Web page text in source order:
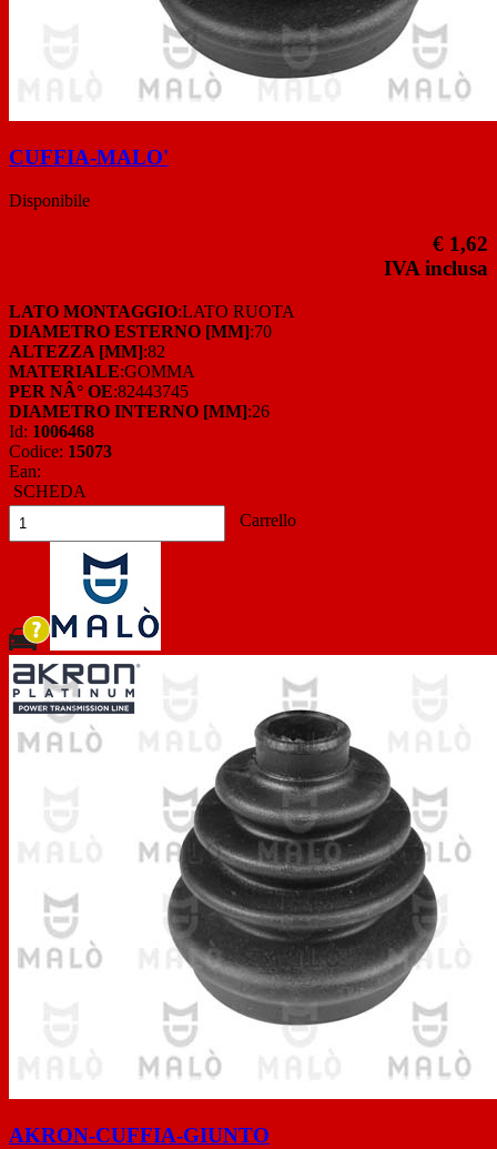
CUFFIA-MALO'
Disponibile
€ 1,62
IVA inclusa
LATO MONTAGGIO:LATO RUOTA
DIAMETRO ESTERNO [MM]:70
ALTEZZA [MM]:82
MATERIALE:GOMMA
PER NÂ° OE:82443745
DIAMETRO INTERNO [MM]:26
Id: 1006468
Codice: 15073
Ean:
SCHEDA
Carrello
AKRON-CUFFIA-GIUNTO